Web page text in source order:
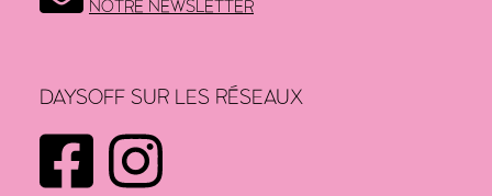
NOTRE NEWSLETTER
DAYSOFF SUR LES RÉSEAUX
FACEBOOK
INSTAGRAM